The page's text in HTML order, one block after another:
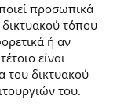
προσωπικά
τόπου
ή αν
είναι
του δικτυακού
του.